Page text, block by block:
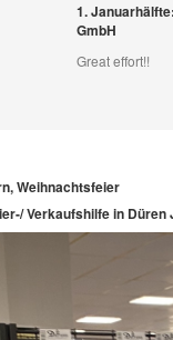
1.
GmbH
Great effort!!
Weihnachtsfeier
Verkaufshilfe in Düren